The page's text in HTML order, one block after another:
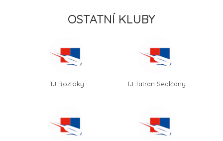
OSTATNÍ KLUBY
TJ Roztoky TJ Tatran Sedlčany